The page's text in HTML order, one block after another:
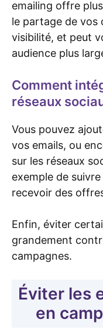
emailing offre
le partage de vos
visibilité, et peut
audience plus
Comment
réseaux
Vous pouvez
vos emails, ou
sur les réseaux
exemple de
recevoir des
Enfin, éviter
grandement
campagnes.
Éviter les
en